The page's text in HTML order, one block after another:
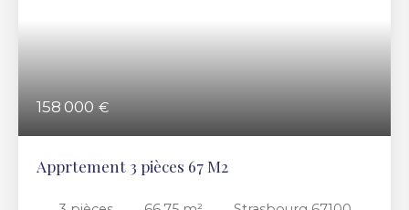
158 000 €
Apprtement 3 pièces 67 M2